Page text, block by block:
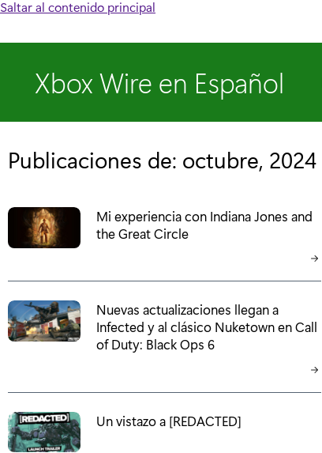
Saltar al contenido principal
Xbox Wire en Español
Publicaciones de: octubre, 2024
Mi experiencia con Indiana Jones and
the Great Circle
Nuevas actualizaciones llegan a
Infected y al clásico Nuketown en Call
of Duty: Black Ops 6
Un vistazo a [REDACTED]